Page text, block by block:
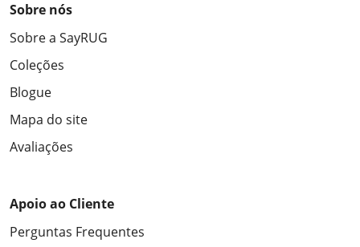
Sobre nós
Sobre a SayRUG
Coleções
Blogue
Mapa do site
Avaliações
Apoio ao Cliente
Perguntas Frequentes